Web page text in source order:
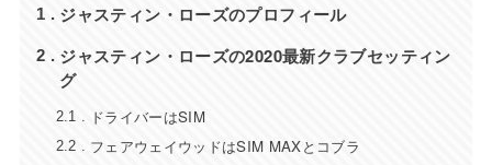
1 ジャスティン・ローズのプロフィール
2
ジャスティン・ローズの2020最新クラブセッティン
グ
2.1 ドライバーはSIM
2.2 フェアウェイウッドはSIM MAXとコブラ